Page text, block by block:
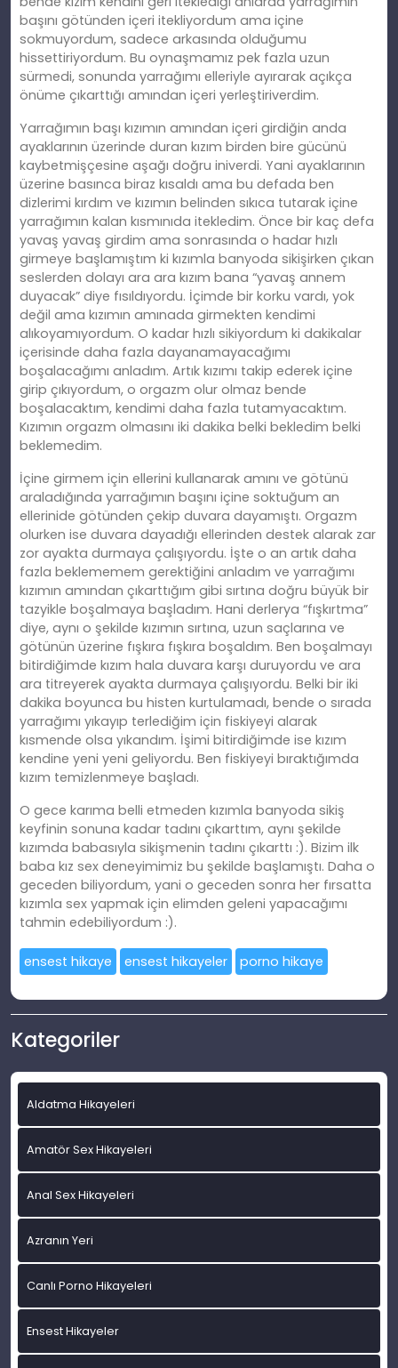
başını götünden içeri itekliyordum ama içine
sokmuyordum, sadece arkasında olduğumu
hissettiriyordum. Bu oynaşmamız pek fazla uzun
sürmedi, sonunda yarrağımı elleriyle ayırarak açıkça
önüme çıkarttığı amından içeri yerleştiriverdim.
Yarrağımın başı kızımın amından içeri girdiğin anda
ayaklarının üzerinde duran kızım birden bire gücünü
kaybetmişçesine aşağı doğru iniverdi. Yani ayaklarının
üzerine basınca biraz kısaldı ama bu defada ben
dizlerimi kırdım ve kızımın belinden sıkıca tutarak içine
yarrağımın kalan kısmınıda itekledim. Önce bir kaç defa
yavaş yavaş girdim ama sonrasında o hadar hızlı
girmeye başlamıştım ki kızımla banyoda sikişirken çıkan
seslerden dolayı ara ara kızım bana “yavaş annem
duyacak” diye fısıldıyordu. İçimde bir korku vardı, yok
değil ama kızımın amınada girmekten kendimi
alıkoyamıyordum. O kadar hızlı sikiyordum ki dakikalar
içerisinde daha fazla dayanamayacağımı
boşalacağımı anladım. Artık kızımı takip ederek içine
girip çıkıyordum, o orgazm olur olmaz bende
boşalacaktım, kendimi daha fazla tutamyacaktım.
Kızımın orgazm olmasını iki dakika belki bekledim belki
beklemedim.
İçine girmem için ellerini kullanarak amını ve götünü
araladığında yarrağımın başını içine soktuğum an
ellerinide götünden çekip duvara dayamıştı. Orgazm
olurken ise duvara dayadığı ellerinden destek alarak zar
zor ayakta durmaya çalışıyordu. İşte o an artık daha
fazla beklememem gerektiğini anladım ve yarrağımı
kızımın amından çıkarttığım gibi sırtına doğru büyük bir
tazyikle boşalmaya başladım. Hani derlerya “fışkırtma”
diye, aynı o şekilde kızımın sırtına, uzun saçlarına ve
götünün üzerine fışkıra fışkıra boşaldım. Ben boşalmayı
bitirdiğimde kızım hala duvara karşı duruyordu ve ara
ara titreyerek ayakta durmaya çalışıyordu. Belki bir iki
dakika boyunca bu histen kurtulamadı, bende o sırada
yarrağımı yıkayıp terlediğim için fiskiyeyi alarak
kısmende olsa yıkandım. İşimi bitirdiğimde ise kızım
kendine yeni yeni geliyordu. Ben fiskiyeyi bıraktığımda
kızım temizlenmeye başladı.
O gece karıma belli etmeden kızımla banyoda sikiş
keyfinin sonuna kadar tadını çıkarttım, aynı şekilde
kızımda babasıyla sikişmenin tadını çıkarttı :). Bizim ilk
baba kız sex deneyimimiz bu şekilde başlamıştı. Daha o
geceden biliyordum, yani o geceden sonra her fırsatta
kızımla sex yapmak için elimden geleni yapacağımı
tahmin edebiliyordum :).
ensest hikaye ensest hikayeler porno hikaye
Kategoriler
Aldatma Hikayeleri
Amatör Sex Hikayeleri
Anal Sex Hikayeleri
Azranın Yeri
Canlı Porno Hikayeleri
Ensest Hikayeler